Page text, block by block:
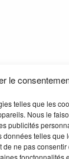
le
telles que les
Nous le
publicités
données telles
de ne pas
fonctonnalités